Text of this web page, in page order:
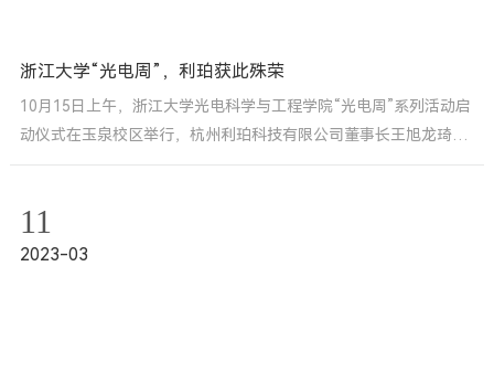
浙江大学“光电周”，利珀获此殊荣
10月15日上午，浙江大学光电科学与工程学院“光电周”系列活动启
动仪式在玉泉校区举行，杭州利珀科技有限公司董事长王旭龙琦作
为院友受邀出席浙江大学“光电周”系列活动，利珀科技获“求是之
11
2023-03